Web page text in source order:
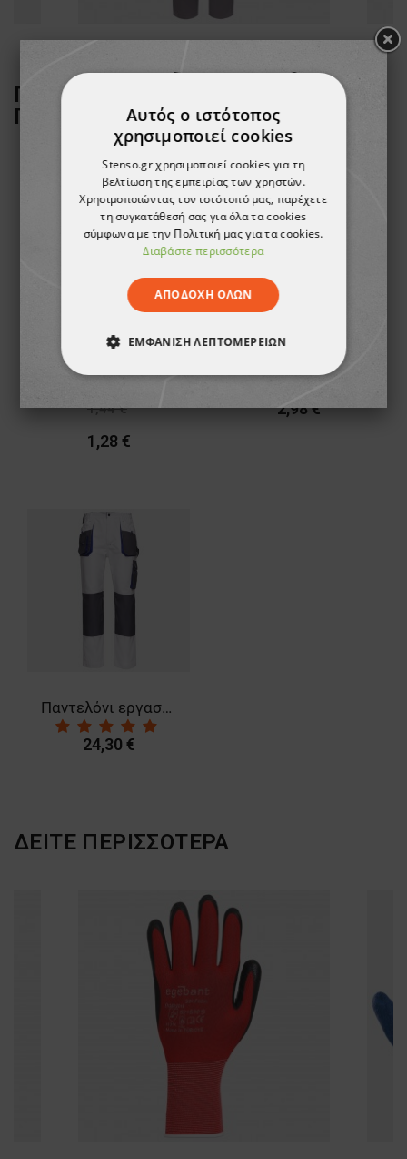
ΠΕΛΆΤΕΣ ΠΟΥ ΑΓΌΡΑΣΑΝ ΑΥΤΌ ΤΟ
ΠΡΟΪΌΝ, ΑΓΌΡΑΣΑΝ ΕΠΊΣΗΣ:
Γάντια βουτηγμένα σε λάτεξ HANOVER
1,44 €
1,28 €
ТΟ ΠΡΟΪΌΝ ΈΧΕΙ
ΕΞΑΝΤΛΗΘΕΊ
2,98 €
Παντελόνι εργασίας KASTOR WHITE
24,30 €
ΔΕΊΤΕ ΠΕΡΙΣΣΌΤΕΡΑ
Αυτός ο ιστότοπος
χρησιμοποιεί cookies
Stenso.gr χρησιμοποιεί cookies για τη
βελτίωση της εμπειρίας των χρηστών.
Χρησιμοποιώντας τον ιστότοπό μας, παρέχετε
τη συγκατάθεσή σας για όλα τα cookies
σύμφωνα με την Πολιτική μας για τα cookies.
Διαβάστε περισσότερα
ΑΠΟΔΟΧΉ ΌΛΩΝ
ΕΜΦΆΝΙΣΗ ΛΕΠΤΟΜΕΡΕΙΏΝ
ΑΠΟΛΎΤΩΣ ΑΠΑΡΑΊΤΗΤΑ